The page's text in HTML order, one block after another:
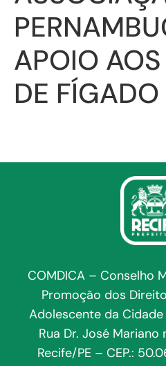
APOIO
DE
COMDICA – Conselho
Promoção dos
Adolescente da
Rua Dr. José Mariano
Recife/PE – CEP.: